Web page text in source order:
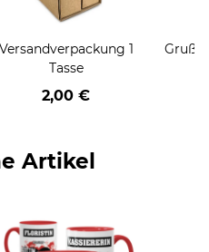
Versandverpackung 1
Tasse
2,00 €
Artikel